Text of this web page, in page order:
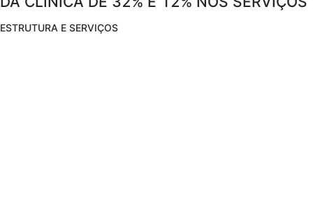
ESTRUTURA E SERVIÇOS